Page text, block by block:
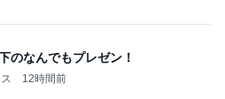
のなんでもプレゼン！
12時間前